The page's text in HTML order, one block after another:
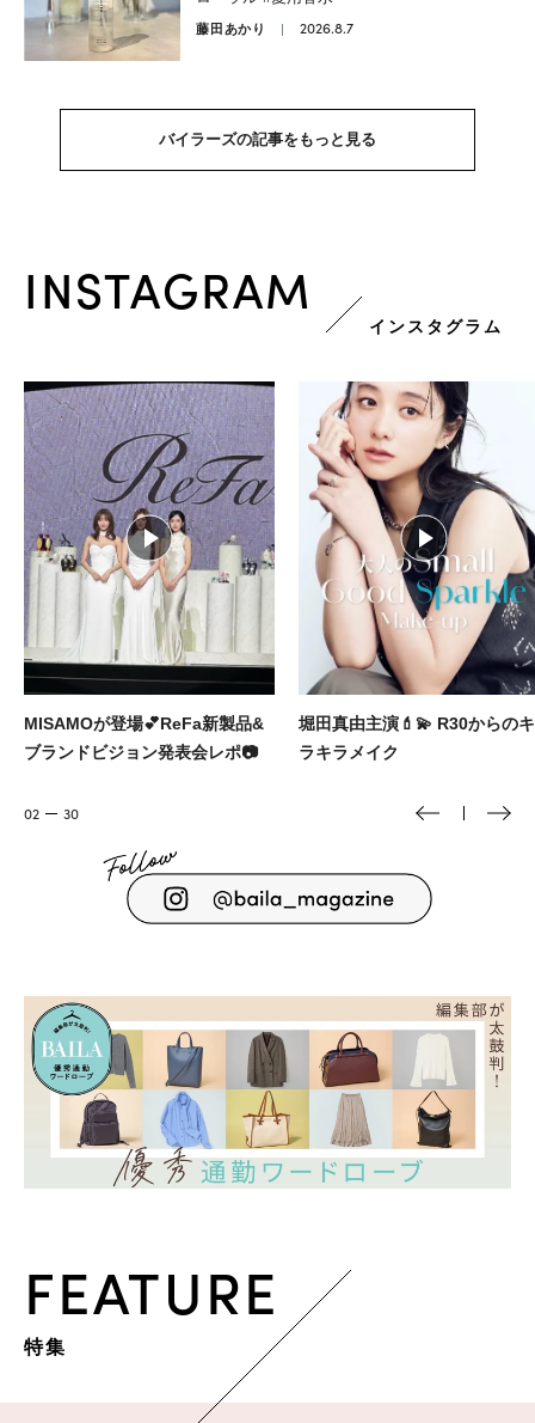
藤田あかり 2026.8.7
バイラーズの記事をもっと見る
INSTAGRAM
インスタグラム
堀田真由主演💄💫 R30からのキ
ラキラメイク
大人に似合う本命ブランドの
アクセをBAILAが厳選🎀
03 30
FEATURE
特集